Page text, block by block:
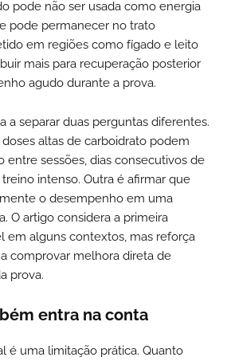
pode não ser usada como energia
pode permanecer no trato
em regiões como fígado e leito
mais para recuperação posterior
agudo durante a prova.
a separar duas perguntas diferentes.
altas de carboidrato podem
entre sessões, dias consecutivos de
intenso. Outra é afirmar que
o desempenho em uma
O artigo considera a primeira
em alguns contextos, mas reforça
comprovar melhora direta de
prova.
entra na conta
é uma limitação prática. Quanto